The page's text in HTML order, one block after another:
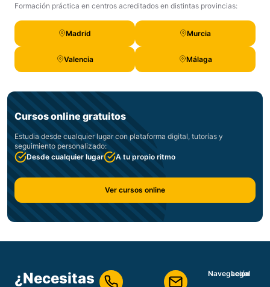
Formación práctica en centros acreditados en distintas provincias:
Madrid Murcia
Valencia Málaga
Cursos online gratuitos
Estudia desde cualquier lugar con plataforma digital, tutorías y
seguimiento personalizado:
Desde cualquier lugar
A tu propio ritmo
Ver cursos online
¿Necesitas
Navegación
Legal